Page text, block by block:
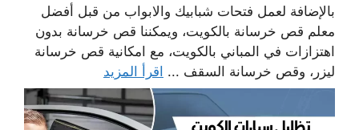
بالإضافة لعمل فتحات شبابيك والابواب من قبل أفضل
معلم قص خرسانة بالكويت، ويمكننا قص خرسانة بدون
اهتزازات في المباني بالكويت، مع امكانية قص خرسانة
ليزر، وقص خرسانة السقف ... اقرأ المزيد